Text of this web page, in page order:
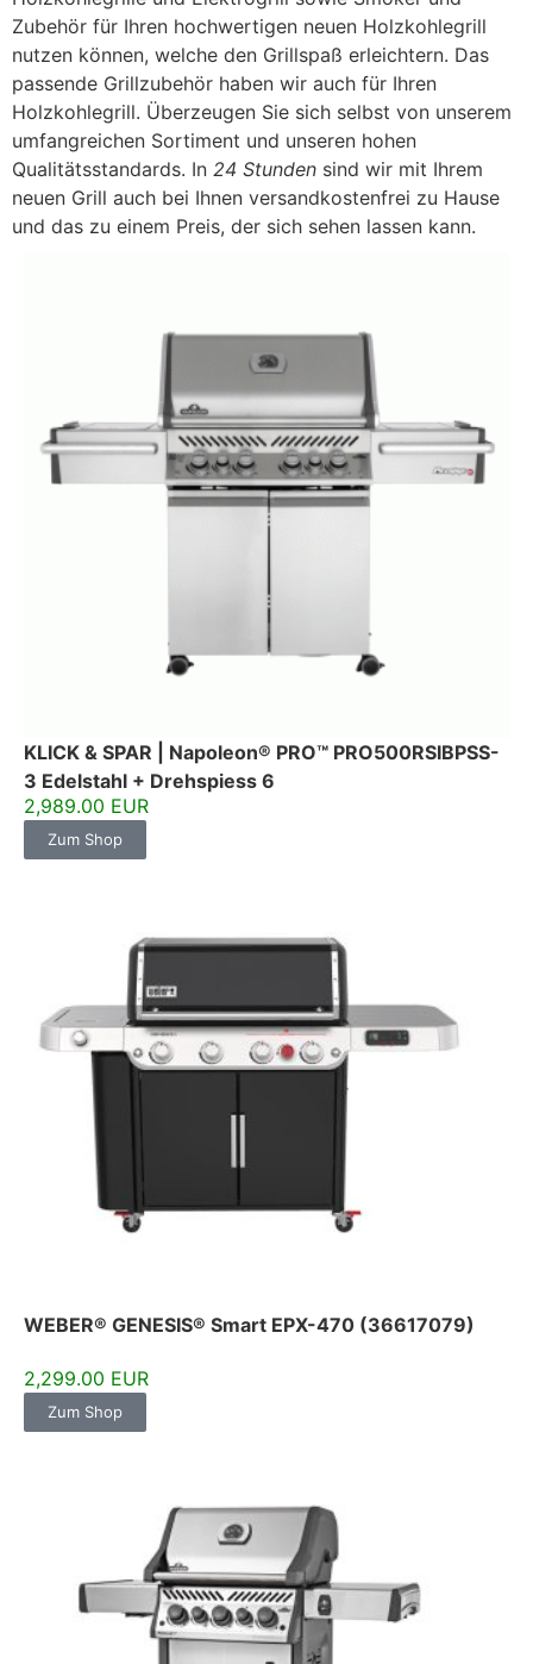
Zubehör für Ihren hochwertigen neuen Holzkohlegrill
nutzen können, welche den Grillspaß erleichtern. Das
passende Grillzubehör haben wir auch für Ihren
Holzkohlegrill. Überzeugen Sie sich selbst von unserem
umfangreichen Sortiment und unseren hohen
Qualitätsstandards. In 24 Stunden sind wir mit Ihrem
neuen Grill auch bei Ihnen versandkostenfrei zu Hause
und das zu einem Preis, der sich sehen lassen kann.
KLICK & SPAR | Napoleon® PRO™ PRO500RSIBPSS-
3 Edelstahl + Drehspiess 6
2,989.00 EUR
Zum Shop
WEBER® GENESIS® Smart EPX-470 (36617079)
2,299.00 EUR
Zum Shop